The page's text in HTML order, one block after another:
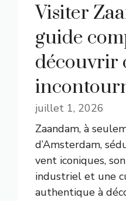
Visiter
guide
découvrir
juillet 1, 2026
Zaandam, à
d’Amsterdam,
vent iconiques,
industriel et une
authentique à